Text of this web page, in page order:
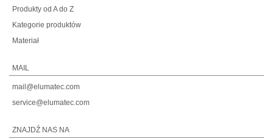
Produkty od A do Z
Kategorie produktów
Materiał
MAIL
mail@elumatec.com
service@elumatec.com
ZNAJDŹ NAS NA